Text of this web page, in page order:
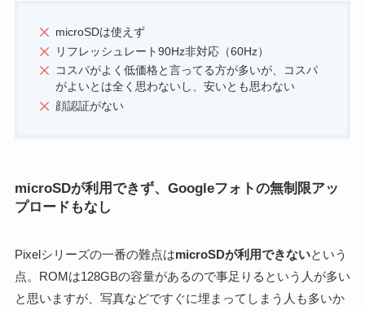
microSDは使えず
リフレッシュレート90Hz非対応（60Hz）
コスパがよく低価格と言ってる方が多いが、コスパ
がよいとは全く思わないし、安いとも思わない
顔認証がない
microSDが利用できず、Googleフォトの無制限アッ
プロードもなし
Pixelシリーズの一番の難点はmicroSDが利用できないという
点。ROMは128GBの容量があるので事足りるという人が多い
と思いますが、写真などですぐに埋まってしまう人も多いか